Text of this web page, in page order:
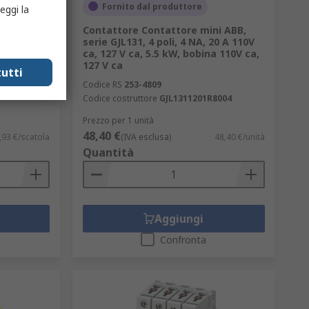
€/scatola
Fornito dal produttore
Contattore Contattore mini ABB,
serie GJL131, 4 poli, 4 NA, 20 A 110V
ca, 127 V ca, 5.5 kW, bobina 110V ca,
127 V ca
Codice RS 253-4809
Codice costruttore GJL1311201R8004
Prezzo per 1 unità
48,40 €(IVA esclusa) 48,40 €/unità
Quantità
Aggiungi
Confronta
la